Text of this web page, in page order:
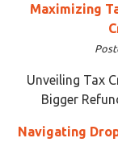
Maximizing
Unveiling Tax
Bigger
Navigating